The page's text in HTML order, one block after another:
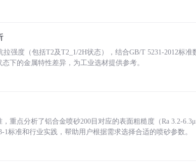
强度（包括T2及T2_1/2H状态），结合GB/T 5231-2012标
下的金属特性差异，为工业选材提供参考。
重点分析了铝合金喷砂200目对应的表面粗糙度（Ra 3.2-
1标准和行业实践，帮助用户根据需求选择合适的喷砂参数。